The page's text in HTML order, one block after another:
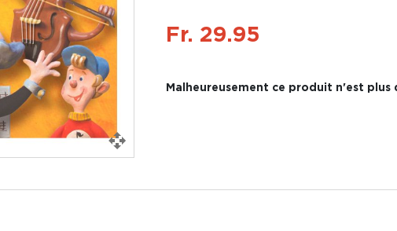
Fr. 29.95
Malheureusement ce produit n'est plus